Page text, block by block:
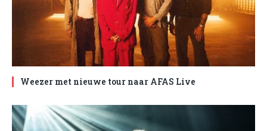
Weezer met nieuwe tour naar AFAS Live